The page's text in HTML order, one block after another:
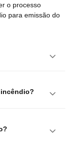
o processo
para emissão do